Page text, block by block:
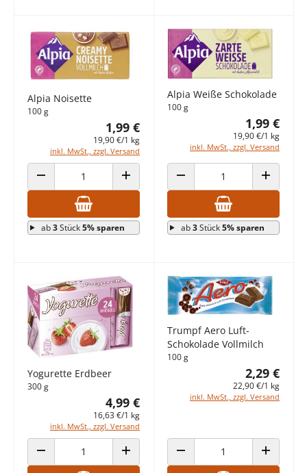
Alpia Noisette
100 g
1,99 €
19,90 €/1 kg
inkl. MwSt., zzgl. Versand
ANZAHL VERRINGERN ANZAHL ERHÖHEN
ab3Stück5% sparen
Alpia Weiße Schokolade
100 g
1,99 €
19,90 €/1 kg
inkl. MwSt., zzgl. Versand
ANZAHL VERRINGERN ANZAHL
ab3Stück5% sparen
Yogurette Erdbeer
300 g
4,99 €
16,63 €/1 kg
inkl. MwSt., zzgl. Versand
ANZAHL VERRINGERN ANZAHL ERHÖHEN
Trumpf Aero Luft-
Schokolade Vollmilch
100 g
2,29 €
22,90 €/1 kg
inkl. MwSt., zzgl. Versand
ANZAHL VERRINGERN ANZAHL